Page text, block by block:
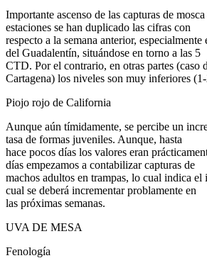
Importante ascenso de las capturas de
estaciones se han duplicado las cifras con
respecto a la semana anterior,
del Guadalentín, situándose en torno a las 5
CTD. Por el contrario, en otras partes (caso
Cartagena) los niveles son muy inferiores
Piojo rojo de California
Aunque aún tímidamente, se percibe un
tasa de formas juveniles. Aunque, hasta
hace pocos días los valores eran
días empezamos a contabilizar capturas de
machos adultos en trampas, lo cual indica
cual se deberá incrementar problamente en
las próximas semanas.
UVA DE MESA
Fenología